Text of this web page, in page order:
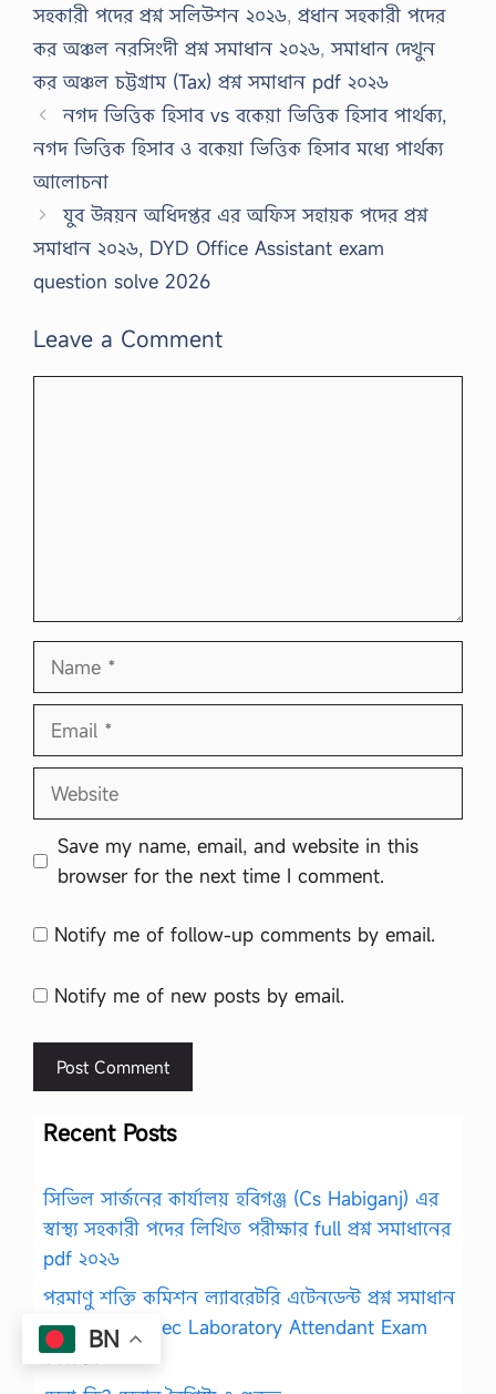
সহকারী পদের প্রশ্ন সলিউশন ২০২৬, প্রধান সহকারী পদের
কর অঞ্চল নরসিংদী প্রশ্ন সমাধান ২০২৬,সমাধান দেখুন
কর অঞ্চল চট্টগ্রাম (Tax) প্রশ্ন সমাধান pdf ২০২৬
নগদ ভিত্তিক হিসাব vs বকেয়া ভিত্তিক হিসাব পার্থক্য,
নগদ ভিত্তিক হিসাব ও বকেয়া ভিত্তিক হিসাব মধ্যে পার্থক্য
আলোচনা
যুব উন্নয়ন অধিদপ্তর এর অফিস সহায়ক পদের প্রশ্ন
সমাধান ২০২৬, DYD Office Assistant exam
question solve 2026
Leave a Comment
Name
Email
Website
Save my name, email, and website in this
browser for the next time I comment.
Notify me of follow-up comments by email.
Notify me of new posts by email.
Recent Posts
সিভিল সার্জনের কার্যালয় হবিগঞ্জ (Cs Habiganj) এর
স্বাস্থ্য সহকারী পদের লিখিত পরীক্ষার full প্রশ্ন সমাধানের
pdf ২০২৬
পরমাণু শক্তি কমিশন ল্যাবরেটরি এটেনডেন্ট প্রশ্ন সমাধান
২০২৬ PDF, Baec Laboratory Attendant Exam
Solution
BN